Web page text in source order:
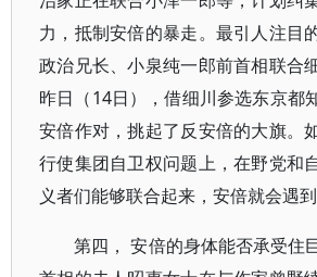
力，抵制安倍的暴走。最引人注目
政治兄长、小泉纯一郎前首相联合
昨日（14日），借细川参选东京都
安倍作对，挑起了反安倍的大旗。
行使集团自卫权问题上，在野党和
义者们能够联合起来，安倍就会遇到
第四， 安倍的身体能否承受住